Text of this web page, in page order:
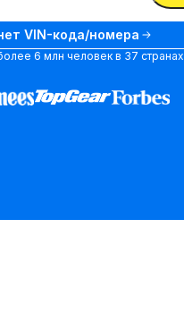
VIN-кода/номера
6 млн человек в 37 странах